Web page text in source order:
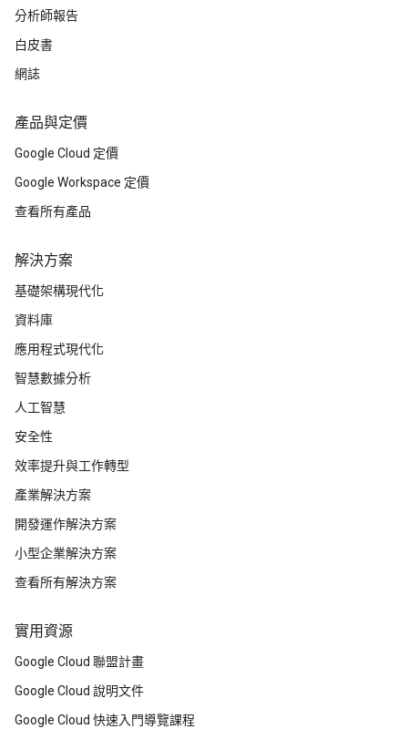
分析師報告
白皮書
網誌
產品與定價
Google Cloud 定價
Google Workspace 定價
查看所有產品
解決方案
基礎架構現代化
資料庫
應用程式現代化
智慧數據分析
人工智慧
安全性
效率提升與工作轉型
產業解決方案
開發運作解決方案
小型企業解決方案
查看所有解決方案
實用資源
Google Cloud 聯盟計畫
Google Cloud 說明文件
Google Cloud 快速入門導覽課程